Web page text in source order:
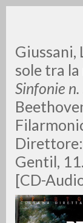
Giussani,
sole tra la
Sinfonie
Gentil,
[CD-